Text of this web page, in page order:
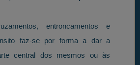
entroncamentos e
faz-se por forma a dar a
central dos mesmos ou às